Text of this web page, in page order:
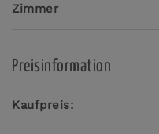
Zimmer
Preisinformation
Kaufpreis: